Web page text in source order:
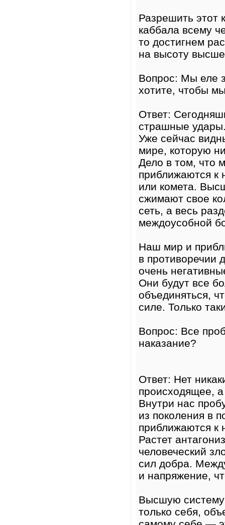
Разрешить этот
каббала всему
то достигнем
на высоту
Вопрос: Мы еле
хотите, чтобы
Ответ:
страшные
Уже сейчас
мире, которую
Дело в том, что
приближаются к
или комета.
сжимают свое
сеть, а весь
междоусобной
Наш мир и
в противоречии
очень
Они будут все
объединяться,
силе. Только
Вопрос: Все
наказание?
Ответ: Нет
происходящее,
Внутри нас
из поколения в
приближаются к
Растет
человеческий
сил добра.
и напряжение,
Высшую
только себя,